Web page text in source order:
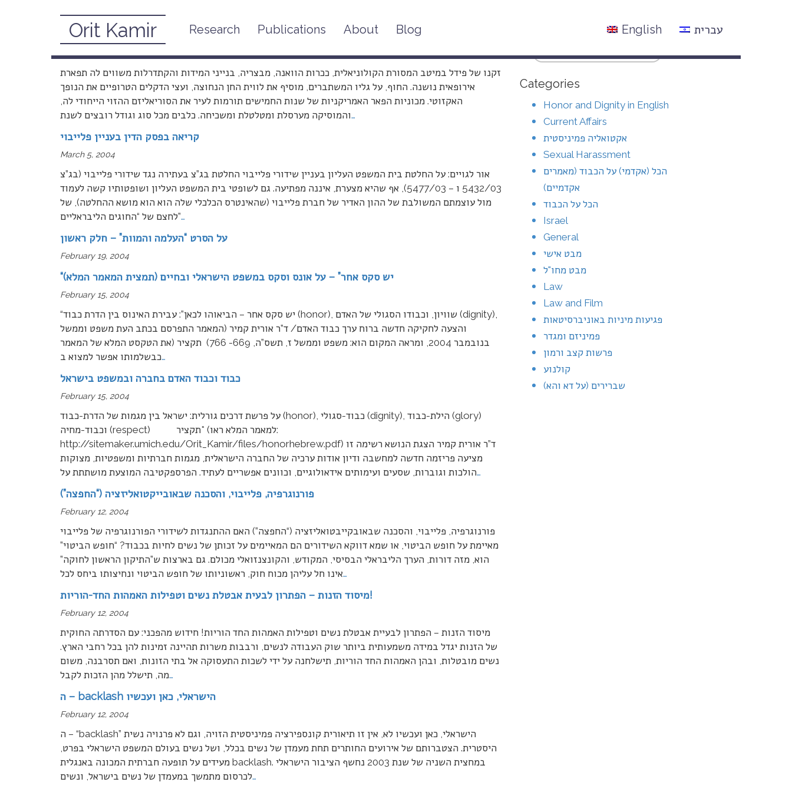
Orit Kamir Research Publications About Blog עברית English זקנו של פידל
זקנו של פידל במיטב המסורת הקולוניאלית, ככרות הוואנה, מבצריה, בנייני המידות והקתדרלות משווים לה תפארת
אירופאית נושנה. החוף, על גליו המשתברים, מוסיף את לווית החן הנחוצה, ועצי הדקלים הטרופיים את הנופך
האקזוטי. מכוניות הפאר האמריקניות של שנות החמישים תורמות לעיר את הסוריאליזם ההזוי הייחודי לה,
והמוסיקה מערסלת ומטלטלת ומשכיחה. כלבים מכל סוג וגודל רובצים לשנת…
קריאה בפסק הדין בעניין פלייבוי
March 5, 2004
אור לגויים: על החלטת בית המשפט העליון בעניין שידורי פלייבוי החלטת בג”צ בעתירה נגד שידורי פלייבוי (בג”צ
5432/03 ו – 5477/03), אף שהיא מצערת, איננה מפתיעה. גם לשופטי בית המשפט העליון ושופטותיו קשה לעמוד
מול עוצמתם המשולבת של ההון האדיר של חברת פלייבוי (שהאינטרס הכלכלי שלה הוא הוא מושא ההחלטה), של
לחצם של “החוגים הליבראליים”…
על הסרט “העלמה והמוות” – חלק ראשון
February 19, 2004
“יש סקס אחר” – על אונס וסקס במשפט הישראלי ובחיים (תמצית המאמר המלא)
February 15, 2004
“יש סקס אחר – הביאוהו לכאן”: עבירת האינוס בין הדרת כבוד (honor), שוויון, וכבודו הסגולי של האדם (dignity),
והצעה לחקיקה חדשה ברוח ערך כבוד האדם/ ד”ר אורית קמיר (המאמר התפרסם בכתב העת משפט וממשל
בנובמבר 2004, ומראה המקום הוא: משפט וממשל ז, תשס”ה, 669- 766) תקציר (את הטקסט המלא של המאמר
כבשלמותו אפשר למצוא ב…
כבוד וכבוד האדם בחברה ובמשפט בישראל
February 15, 2004
על פרשת דרכים גורלית: ישראל בין מגמות של הדרת-כבוד (honor), כבוד-סגולי (dignity), הילת-כבוד (glory)
וכבוד-מחיה (respect) תקציר* (למאמר המלא ראו:
http://sitemaker.umich.edu/Orit_Kamir/files/honorhebrew.pdf) ד”ר אורית קמיר הצגת הנושא רשימה זו
מציעה פריזמה חדשה למחשבה ודיון אודות ערכיה של החברה הישראלית, מגמות חברתיות ומשפטיות, מצוקות
הולכות וגוברות, שסעים ועימותים אידאולוגיים, וכוונים אפשריים לעתיד. הפרספקטיבה המוצעת מושתתת על…
פורנוגרפיה, פלייבוי, והסכנה שבאובייקטואליזציה (“החפצה”)
February 12, 2004
פורנוגרפיה, פלייבוי, והסכנה שבאובקייבטואליזציה (“החפצה”) האם ההתנגדות לשידורי הפורנוגרפיה של פלייבוי
מאיימת על חופש הביטוי, או שמא דווקא השידורים הם המאיימים על זכותן של נשים לחיות בכבוד? “חופש הביטוי”
הוא, מזה דורות, הערך הליבראלי הבסיסי, המקודש, והקונצנזואלי מכולם. גם בארצות ש”התיקון הראשון לחוקה”
אינו חל עליהן מכוח חוק, ראשוניותו של חופש הביטוי ונחיצותו ביחס לכל…
מיסוד הזנות – הפתרון לבעית אבטלת נשים וטפילות האמהות החד-הוריות!
February 12, 2004
מיסוד הזנות – הפתרון לבעיית אבטלת נשים וטפילות האמהות החד הוריות! חידוש מהפכני: עם הסדרתה החוקית
של הזנות יגדל במידה משמעותית ביותר שוק העבודה לנשים, ורבבות משרות תהיינה זמינות להן בכל רחבי הארץ.
נשים מובטלות, ובהן האמהות החד הוריות, תישלחנה על ידי לשכות התעסוקה אל בתי הזונות, ואם תסרבנה, משום
מה, תישלל מהן הזכות לקבל…
ה – backlash הישראלי, כאן ועכשיו
February 12, 2004
ה – “backlash” הישראלי, כאן ועכשיו לא, אין זו תיאורית קונספירציה פמיניסטית הזויה, וגם לא פרנויה נשית
היסטרית. הצטברותם של אירועים החותרים תחת מעמדן של נשים בכלל, ושל נשים בעולם המשפט הישראלי בפרט,
מעידים על תופעה חברתית המכונה באנגלית backlash. במחצית השניה של שנת 2003 נחשף הציבור הישראלי
לכרסום מתמשך במעמדן של נשים בישראל, ונשים…
Categories
Honor and Dignity in English
Current Affairs
אקטואליה פמיניסטית
Sexual Harassment
הכל (אקדמי) על הכבוד (מאמרים
אקדמיים)
הכל על הכבוד
Israel
General
מבט אישי
מבט מחו"ל
Law
Law and Film
פגיעות מיניות באוניברסיטאות
פמיניזם ומגדר
פרשות קצב ורמון
קולנוע
שברירים (על דא והא)